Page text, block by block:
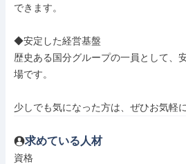
できます。
◆安定した経営基盤
歴史ある国分グループの一員として、
場です。
少しでも気になった方は、ぜひお気軽
求めている人材
資格